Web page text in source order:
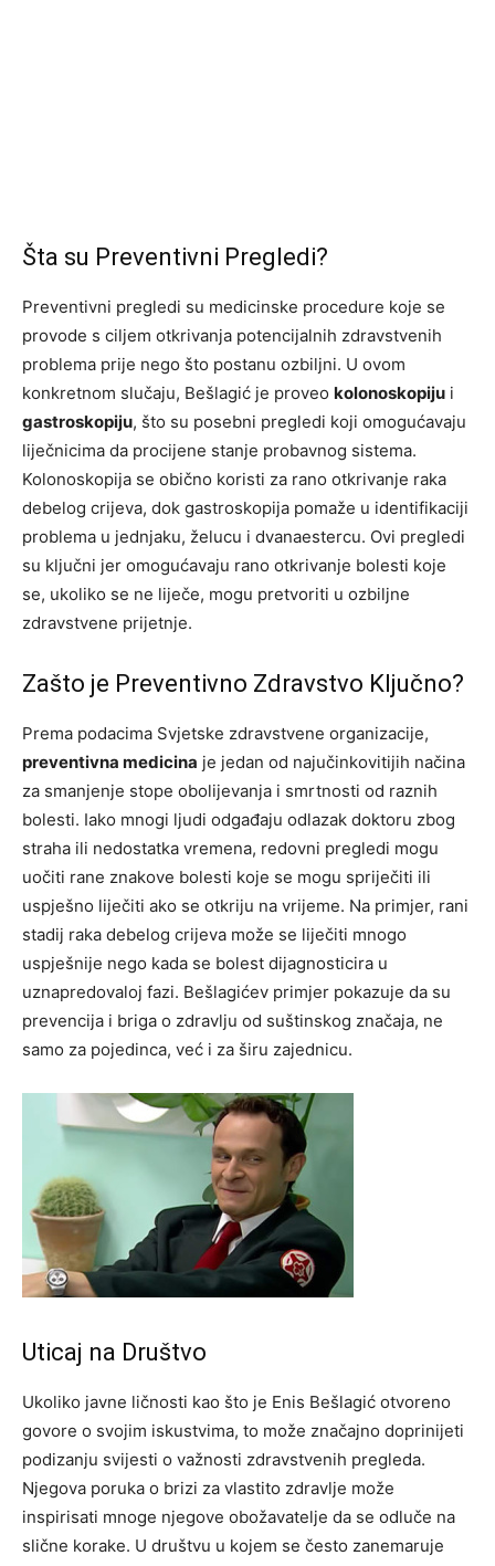
Šta su Preventivni Pregledi?
Preventivni pregledi su medicinske procedure koje se
provode s ciljem otkrivanja potencijalnih zdravstvenih
problema prije nego što postanu ozbiljni. U ovom
konkretnom slučaju, Bešlagić je proveo kolonoskopiju i
gastroskopiju, što su posebni pregledi koji omogućavaju
liječnicima da procijene stanje probavnog sistema.
Kolonoskopija se obično koristi za rano otkrivanje raka
debelog crijeva, dok gastroskopija pomaže u identifikaciji
problema u jednjaku, želucu i dvanaestercu. Ovi pregledi
su ključni jer omogućavaju rano otkrivanje bolesti koje
se, ukoliko se ne liječe, mogu pretvoriti u ozbiljne
zdravstvene prijetnje.
Zašto je Preventivno Zdravstvo Ključno?
Prema podacima Svjetske zdravstvene organizacije,
preventivna medicina je jedan od najučinkovitijih načina
za smanjenje stope obolijevanja i smrtnosti od raznih
bolesti. Iako mnogi ljudi odgađaju odlazak doktoru zbog
straha ili nedostatka vremena, redovni pregledi mogu
uočiti rane znakove bolesti koje se mogu spriječiti ili
uspješno liječiti ako se otkriju na vrijeme. Na primjer, rani
stadij raka debelog crijeva može se liječiti mnogo
uspješnije nego kada se bolest dijagnosticira u
uznapredovaloj fazi. Bešlagićev primjer pokazuje da su
prevencija i briga o zdravlju od suštinskog značaja, ne
samo za pojedinca, već i za širu zajednicu.
Uticaj na Društvo
Ukoliko javne ličnosti kao što je Enis Bešlagić otvoreno
govore o svojim iskustvima, to može značajno doprinijeti
podizanju svijesti o važnosti zdravstvenih pregleda.
Njegova poruka o brizi za vlastito zdravlje može
inspirisati mnoge njegove obožavatelje da se odluče na
slične korake. U društvu u kojem se često zanemaruje